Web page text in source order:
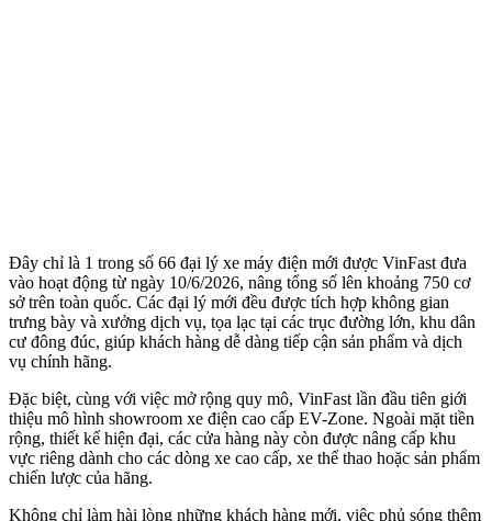
Đây chỉ là 1 trong số 66 đại lý xe máy điện mới được VinFast đưa
vào hoạt động từ ngày 10/6/2026, nâng tổng số lên khoảng 750 cơ
sở trên toàn quốc. Các đại lý mới đều được tích hợp không gian
trưng bày và xưởng dịch vụ, tọa lạc tại các trục đường lớn, khu dân
cư đông đúc, giúp khách hàng dễ dàng tiếp cận sản phẩm và dịch
vụ chính hãng.
Đặc biệt, cùng với việc mở rộng quy mô, VinFast lần đầu tiên giới
thiệu mô hình showroom xe điện cao cấp EV-Zone. Ngoài mặt tiền
rộng, thiết kế hiện đại, các cửa hàng này còn được nâng cấp khu
vực riêng dành cho các dòng xe cao cấp, xe thể thao hoặc sản phẩm
chiến lược của hãng.
Không chỉ làm hài lòng những khách hàng mới, việc phủ sóng thêm